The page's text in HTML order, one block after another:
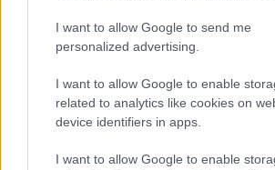
I want to allow Google to send me
personalized advertising.
I want to allow Google to enable
related to analytics like cookies on
device identifiers in apps.
I want to allow Google to enable